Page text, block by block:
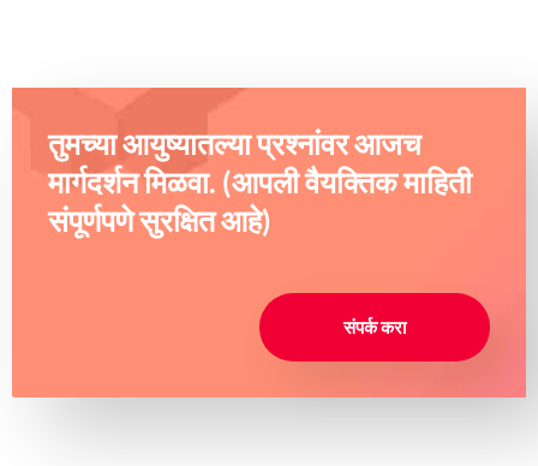
तुमच्या आयुष्यातल्या प्रश्नांवर आजच
मार्गदर्शन मिळवा. (आपली वैयक्तिक माहिती
संपूर्णपणे सुरक्षित आहे)
संपर्क करा